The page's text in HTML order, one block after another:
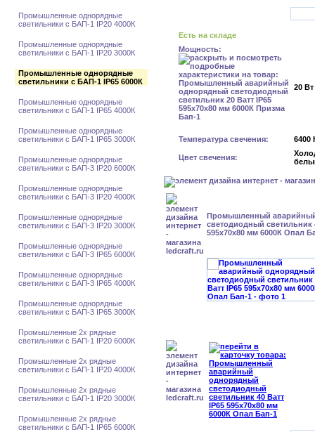
Промышленные однорядные
светильники с БАП-1 IP20 4000К
Промышленные однорядные
светильники с БАП-1 IP20 3000К
Промышленные однорядные
светильники с БАП-1 IP65 6000К
Промышленные однорядные
светильники с БАП-1 IP65 4000К
Промышленные однорядные
светильники с БАП-1 IP65 3000К
Промышленные однорядные
светильники с БАП-3 IP20 6000К
Промышленные однорядные
светильники с БАП-3 IP20 4000К
Промышленные однорядные
светильники с БАП-3 IP20 3000К
Промышленные однорядные
светильники с БАП-3 IP65 6000К
Промышленные однорядные
светильники с БАП-3 IP65 4000К
Промышленные однорядные
светильники с БАП-3 IP65 3000К
Промышленные 2х рядные
светильники с БАП-1 IP20 6000К
Промышленные 2х рядные
светильники с БАП-1 IP20 4000К
Промышленные 2х рядные
светильники с БАП-1 IP20 3000К
Промышленные 2х рядные
светильники с БАП-1 IP65 6000К
Есть на складе
Мощность:
20 Вт
Температура свечения: 6400
Цвет свечения:
Промышленный
светодиодный светильник
595x70x80 мм 6000К Опал